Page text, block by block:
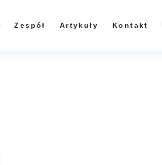
Zespół Artykuły Kontakt